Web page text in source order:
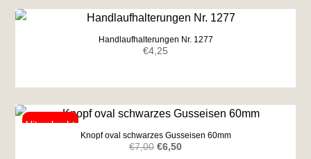
Handlaufhalterungen Nr. 1277
€4,25
Knopf oval schwarzes Gusseisen 60mm
€7,00 Ursprünglicher
€6,50Aktueller